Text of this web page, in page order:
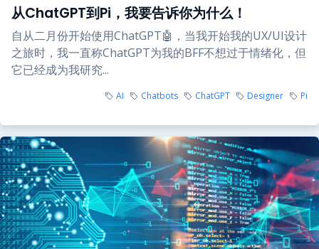
从ChatGPT到Pi，我要告诉你为什么！
自从二月份开始使用ChatGPT🤖，当我开始我的UX/UI设计
之旅时，我一直称ChatGPT为我的BFF不想过于情绪化，但
它已经成为我研究...
AI Chatbots ChatGPT Designer Pi